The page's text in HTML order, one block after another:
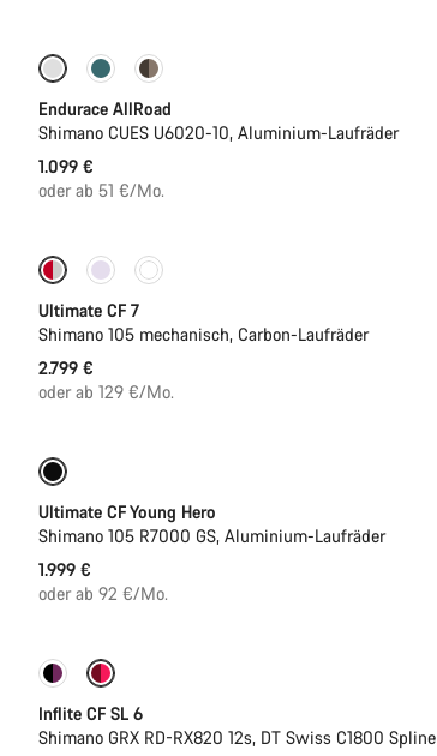
Einsteigermodell
Endurace AllRoad
Shimano CUES U6020-10, Aluminium-Laufräder
1.099 €
oder ab 51 €/Mo.
Neue Verfügbarkeiten
Ultimate CF 7
Shimano 105 mechanisch, Carbon-Laufräder
2.799 €
oder ab 129 €/Mo.
Ultimate CF Young Hero
Shimano 105 R7000 GS, Aluminium-Laufräder
1.999 €
oder ab 92 €/Mo.
Inflite CF SL 6
Shimano GRX RD-RX820 12s, DT Swiss C1800 Spline